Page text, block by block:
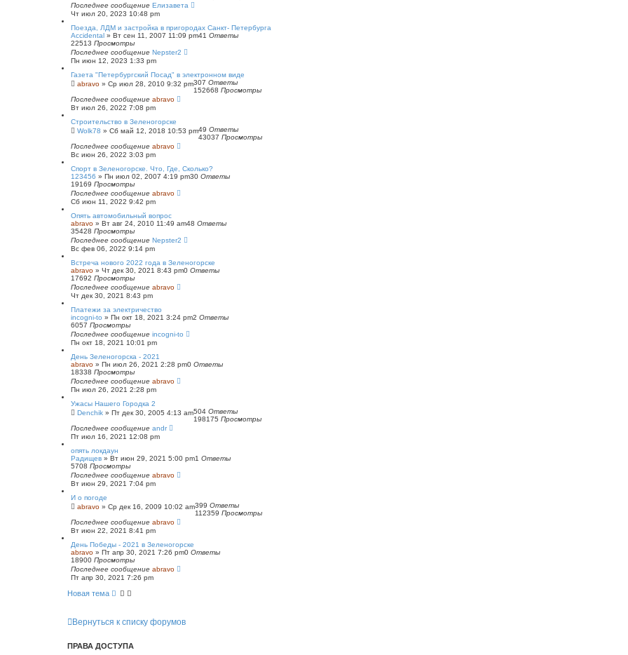
Последнее сообщение Елизавета
Чт июл 20, 2023 10:48 pm
Поезда, ЛДМ и застройка в пригородах Санкт- Петербурга
Accidental » Вт сен 11, 2007 11:09 pm41 Ответы
22513 Просмотры
Последнее сообщение Nepster2
Пн июн 12, 2023 1:33 pm
Газета "Петербургский Посад" в электронном виде
abravo » Ср июл 28, 2010 9:32 pm307 Ответы
152668 Просмотры
Последнее сообщение abravo
Вт июл 26, 2022 7:08 pm
Строительство в Зеленогорске
Wolk78 » Сб май 12, 2018 10:53 pm49 Ответы
43037 Просмотры
Последнее сообщение abravo
Вс июн 26, 2022 3:03 pm
Спорт в Зеленогорске. Что, Где, Сколько?
123456 » Пн июл 02, 2007 4:19 pm30 Ответы
19169 Просмотры
Последнее сообщение abravo
Сб июн 11, 2022 9:42 pm
Опять автомобильный вопрос
abravo » Вт авг 24, 2010 11:49 am48 Ответы
35428 Просмотры
Последнее сообщение Nepster2
Вс фев 06, 2022 9:14 pm
Встреча нового 2022 года в Зеленогорске
abravo » Чт дек 30, 2021 8:43 pm0 Ответы
17692 Просмотры
Последнее сообщение abravo
Чт дек 30, 2021 8:43 pm
Платежи за электричество
incogni-to » Пн окт 18, 2021 3:24 pm2 Ответы
6057 Просмотры
Последнее сообщение incogni-to
Пн окт 18, 2021 10:01 pm
День Зеленогорска - 2021
abravo » Пн июл 26, 2021 2:28 pm0 Ответы
18338 Просмотры
Последнее сообщение abravo
Пн июл 26, 2021 2:28 pm
Ужасы Нашего Городка 2
Denchik » Пт дек 30, 2005 4:13 am504 Ответы
198175 Просмотры
Последнее сообщение andr
Пт июл 16, 2021 12:08 pm
опять локдаун
Радищев » Вт июн 29, 2021 5:00 pm1 Ответы
5708 Просмотры
Последнее сообщение abravo
Вт июн 29, 2021 7:04 pm
И о погоде
abravo » Ср дек 16, 2009 10:02 am399 Ответы
112359 Просмотры
Последнее сообщение abravo
Вт июн 22, 2021 8:41 pm
День Победы - 2021 в Зеленогорске
abravo » Пт апр 30, 2021 7:26 pm0 Ответы
18900 Просмотры
Последнее сообщение abravo
Пт апр 30, 2021 7:26 pm
Новая тема
Вернуться к списку форумов
ПРАВА ДОСТУПА